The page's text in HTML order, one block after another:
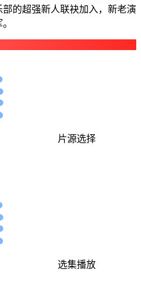
的超强新人联袂加入，新老演
片源选择
选集播放